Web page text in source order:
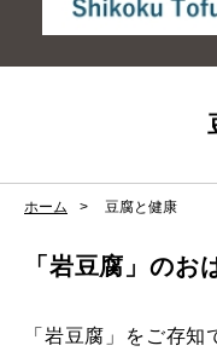
ホーム 豆腐と健康
「岩豆腐」のお
「岩豆腐」をご存